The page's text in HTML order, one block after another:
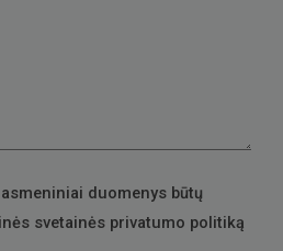
duomenys būtų
svetainės privatumo politiką